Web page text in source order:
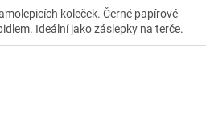
koleček. Černé papírové
Ideální jako záslepky na terče.